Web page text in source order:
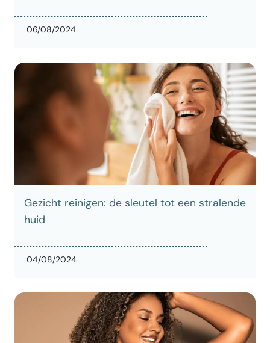
06/08/2024
Gezicht reinigen: de sleutel tot een stralende
huid
04/08/2024